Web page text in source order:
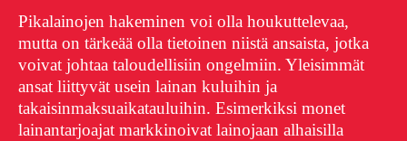
Pikalainojen hakeminen voi olla houkuttelevaa,
mutta on tärkeää olla tietoinen niistä ansaista, jotka
voivat johtaa taloudellisiin ongelmiin. Yleisimmät
ansat liittyvät usein lainan kuluihin ja
takaisinmaksuaikatauluihin. Esimerkiksi monet
lainantarjoajat markkinoivat lainojaan alhaisilla